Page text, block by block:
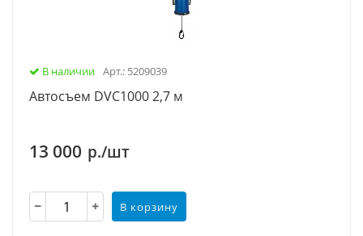
В наличии Арт.: 5209039
Автосъем DVC1000 2,7 м
13 000 р./шт
В корзину